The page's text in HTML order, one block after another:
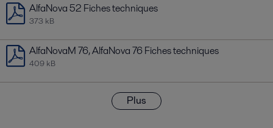
AlfaNova 52 Fiches techniques
373 kB
AlfaNovaM 76, AlfaNova 76 Fiches techniques
409 kB
Plus